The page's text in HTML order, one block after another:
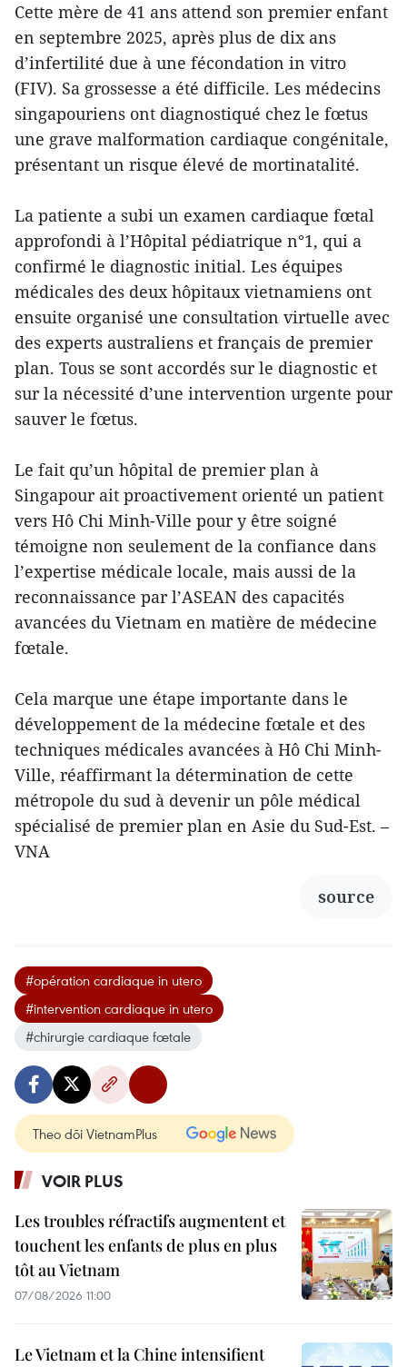
Cette mère de 41 ans attend son premier enfant
en septembre 2025, après plus de dix ans
d’infertilité due à une fécondation in vitro
(FIV). Sa grossesse a été difficile. Les médecins
singapouriens ont diagnostiqué chez le fœtus
une grave malformation cardiaque congénitale,
présentant un risque élevé de mortinatalité.
La patiente a subi un examen cardiaque fœtal
approfondi à l’Hôpital pédiatrique n°1, qui a
confirmé le diagnostic initial. Les équipes
médicales des deux hôpitaux vietnamiens ont
ensuite organisé une consultation virtuelle avec
des experts australiens et français de premier
plan. Tous se sont accordés sur le diagnostic et
sur la nécessité d’une intervention urgente pour
sauver le fœtus.
Le fait qu’un hôpital de premier plan à
Singapour ait proactivement orienté un patient
vers Hô Chi Minh-Ville pour y être soigné
témoigne non seulement de la confiance dans
l’expertise médicale locale, mais aussi de la
reconnaissance par l’ASEAN des capacités
avancées du Vietnam en matière de médecine
fœtale.
Cela marque une étape importante dans le
développement de la médecine fœtale et des
techniques médicales avancées à Hô Chi Minh-
Ville, réaffirmant la détermination de cette
métropole du sud à devenir un pôle médical
spécialisé de premier plan en Asie du Sud-Est. –
VNA
source
#opération cardiaque in utero
#intervention cardiaque in utero
#chirurgie cardiaque fœtale
Theo dõi VietnamPlus
VOIR PLUS
Les troubles réfractifs augmentent et
touchent les enfants de plus en plus
tôt au Vietnam
07/08/2026 11:00
Le Vietnam et la Chine intensifient